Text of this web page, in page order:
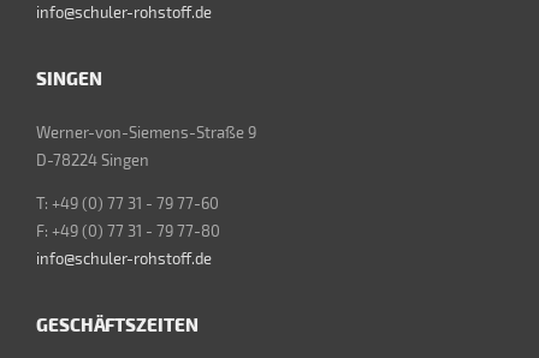
info@schuler-rohstoff.de
SINGEN
Werner-von-Siemens-Straße 9
D-78224 Singen
T: +49 (0) 77 31 - 79 77-60
F: +49 (0) 77 31 - 79 77-80
info@schuler-rohstoff.de
GESCHÄFTSZEITEN